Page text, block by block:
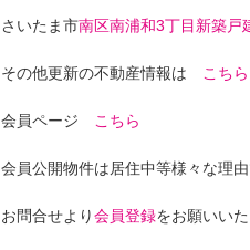
さいたま市南区南浦和3丁目新築戸
その他更新の不動産情報は こちら
会員ページ こちら
会員公開物件は居住中等様々な理
お問合せより会員登録をお願いいた